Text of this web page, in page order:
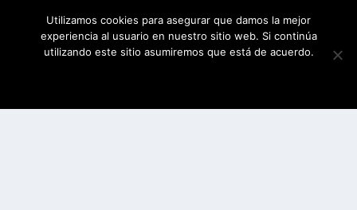
Utilizamos cookies para asegurar que damos la mejor
experiencia al usuario en nuestro sitio web. Si continúa
utilizando este sitio asumiremos que está de acuerdo.